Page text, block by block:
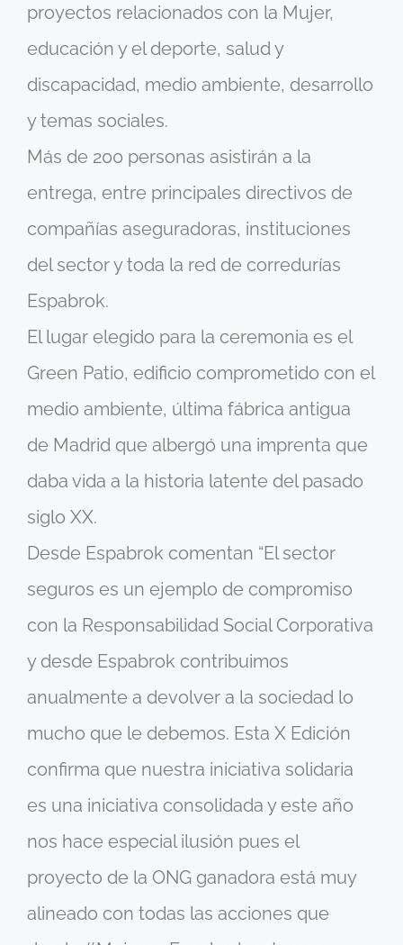
proyectos relacionados con la Mujer,
educación y el deporte, salud y
discapacidad, medio ambiente, desarrollo
y temas sociales.
Más de 200 personas asistirán a la
entrega, entre principales directivos de
compañías aseguradoras, instituciones
del sector y toda la red de corredurías
Espabrok.
El lugar elegido para la ceremonia es el
Green Patio, edificio comprometido con el
medio ambiente, última fábrica antigua
de Madrid que albergó una imprenta que
daba vida a la historia latente del pasado
siglo XX.
Desde Espabrok comentan “El sector
seguros es un ejemplo de compromiso
con la Responsabilidad Social Corporativa
y desde Espabrok contribuimos
anualmente a devolver a la sociedad lo
mucho que le debemos. Esta X Edición
confirma que nuestra iniciativa solidaria
es una iniciativa consolidada y este año
nos hace especial ilusión pues el
proyecto de la ONG ganadora está muy
alineado con todas las acciones que